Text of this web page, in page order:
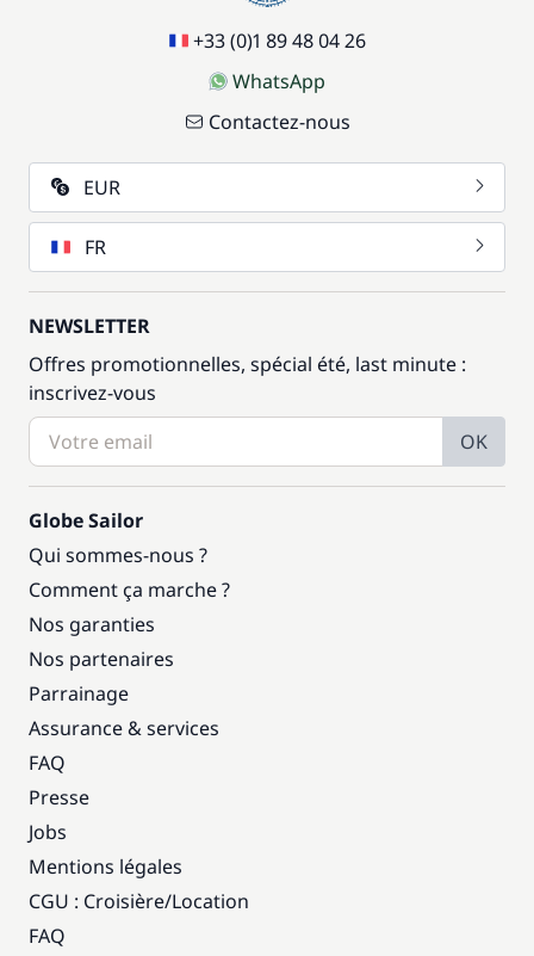
+33 (0)1 89 48 04 26
WhatsApp
Contactez-nous
EUR
FR
NEWSLETTER
Offres promotionnelles, spécial été, last minute :
inscrivez-vous
OK
Globe Sailor
Qui sommes-nous ?
Comment ça marche ?
Nos garanties
Nos partenaires
Parrainage
Assurance & services
FAQ
Presse
Jobs
Mentions légales
CGU : Croisière/Location
FAQ